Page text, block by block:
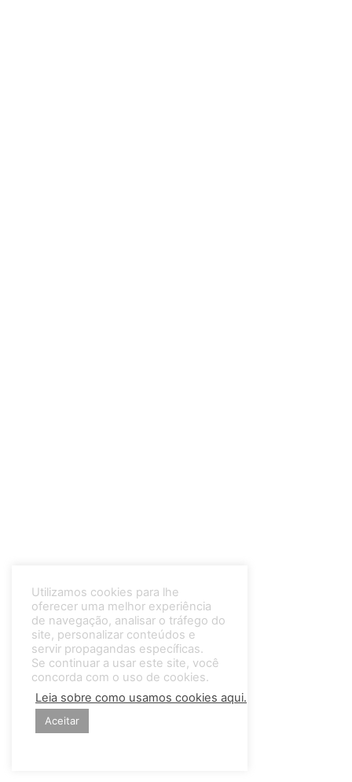
Utilizamos cookies para lhe
oferecer uma melhor experiência
de navegação, analisar o tráfego do
site, personalizar conteúdos e
servir propagandas específicas.
Se continuar a usar este site, você
concorda com o uso de cookies.
Leia sobre como usamos cookies aqui.
Aceitar